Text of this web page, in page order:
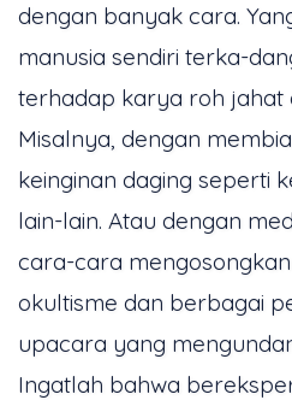
dengan banyak cara.
manusia sendiri terka-
terhadap karya roh jahat
Misalnya, dengan
keinginan daging seperti
lain-lain. Atau dengan
cara-cara
okultisme dan berbagai
upacara yang
Ingatlah bahwa